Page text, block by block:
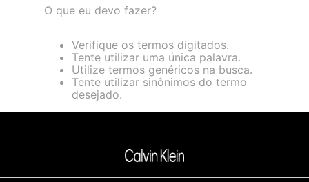
fornecer a você toda a funcionalidade do site, incluindo,
entre outros, a capacidade de comprar um item em nossa
Cookies acesse o link.
O que eu devo fazer?
Verifique os termos digitados.
Tente utilizar uma única palavra.
Utilize termos genéricos na busca.
Tente utilizar sinônimos do termo
desejado.